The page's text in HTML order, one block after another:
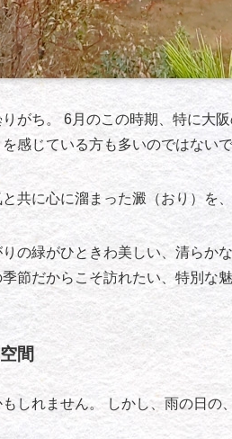
がち。 6月のこの時期、特に大
感じている方も多いのではないで
共に心に溜まった澱（おり）を
の緑がひときわ美しい、清らか
節だからこそ訪れたい、特別な
間
しれません。 しかし、雨の日